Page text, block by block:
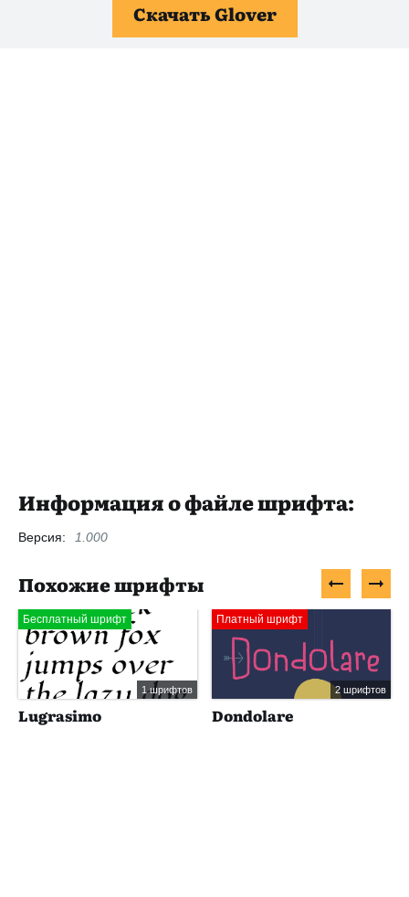
Скачать Glover
Информация о файле шрифта:
Версия: 1.000
Похожие шрифты
Бесплатный шрифт
1 шрифтов
Lugrasimo
Платный шрифт
2 шрифтов
Dondolare